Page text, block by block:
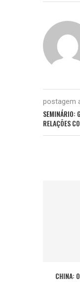
postagem
SEMINÁRIO:
RELAÇÕES
CHINA: